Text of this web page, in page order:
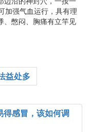
加强气血运行，具有理
、憋闷、胸痛有立竿见
益处多
感冒，该如何调